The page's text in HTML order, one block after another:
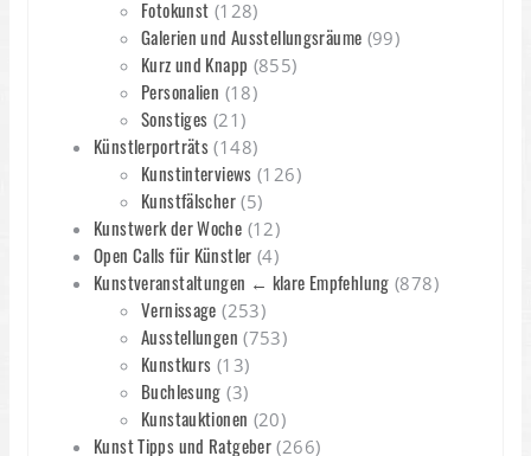
Fotokunst (128)
Galerien und Ausstellungsräume (99)
Kurz und Knapp (855)
Personalien (18)
Sonstiges (21)
Künstlerporträts (148)
Kunstinterviews (126)
Kunstfälscher(5)
Kunstwerk der Woche (12)
Open Calls für Künstler (4)
Kunstveranstaltungen ← klare Empfehlung (878)
Vernissage (253)
Ausstellungen (753)
Kunstkurs (13)
Buchlesung (3)
Kunstauktionen (20)
Kunst Tipps und Ratgeber (266)